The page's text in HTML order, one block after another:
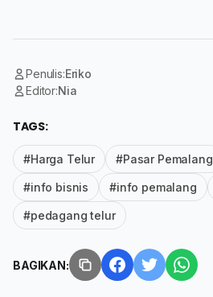
Penulis:Eriko
Editor:Nia
TAGS:
#Harga Telur #Pasar Pemalang
#info bisnis #info pemalang
#pedagang telur
BAGIKAN: